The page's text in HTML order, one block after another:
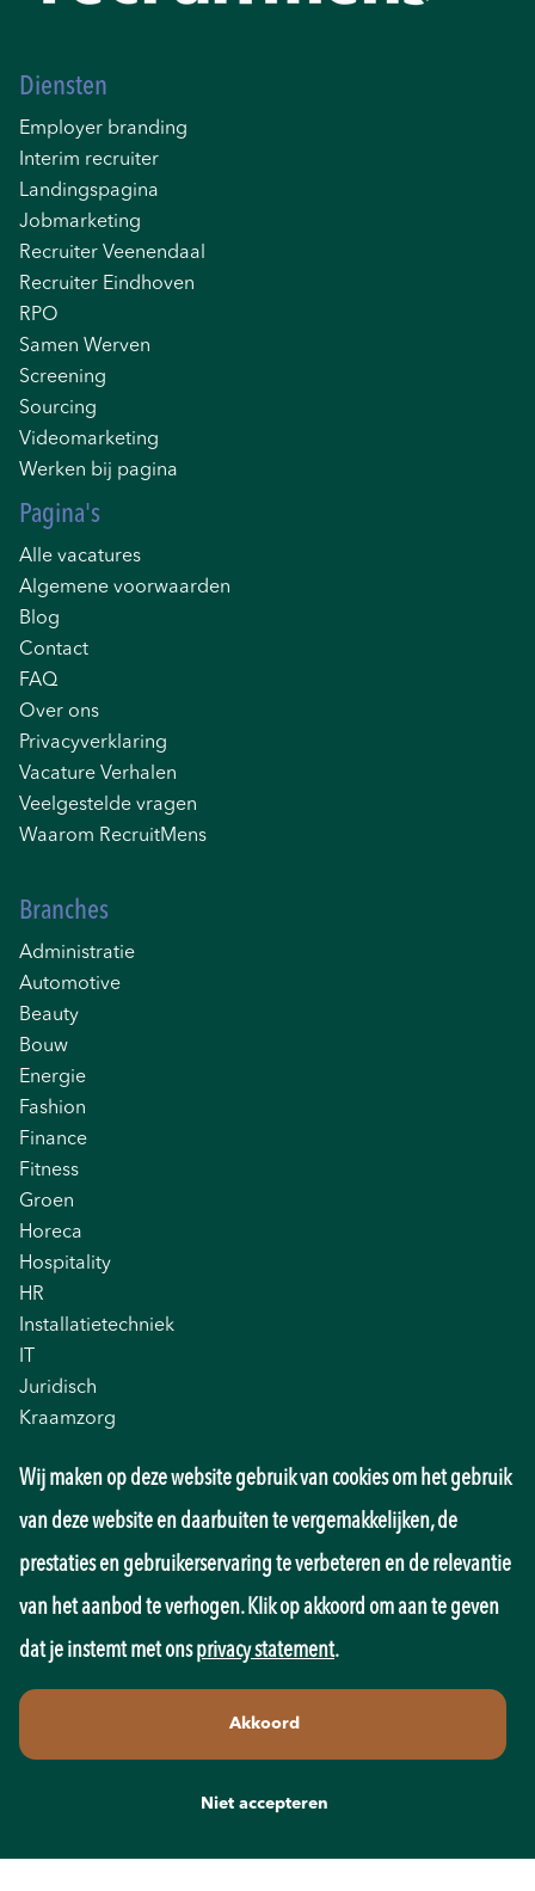
Diensten
Employer branding
Interim recruiter
Landingspagina
Jobmarketing
Recruiter Veenendaal
Recruiter Eindhoven
RPO
Samen Werven
Screening
Sourcing
Videomarketing
Werken bij pagina
Pagina's
Alle vacatures
Algemene voorwaarden
Blog
Contact
FAQ
Over ons
Privacyverklaring
Vacature Verhalen
Veelgestelde vragen
Waarom RecruitMens
Branches
Administratie
Automotive
Beauty
Bouw
Energie
Fashion
Finance
Fitness
Groen
Horeca
Hospitality
HR
Installatietechniek
Juridisch
Kraamzorg
Management
Marketing
Overheid
Pedagogiek
Productie
Retail
Sales
Transport
Contact
Wij maken op deze website gebruik van cookies om het gebruik
van deze website en daarbuiten te vergemakkelijken, de
prestaties en gebruikerservaring te verbeteren en de relevantie
van het aanbod te verhogen. Klik op akkoord om aan te geven
dat je instemt met onsprivacy statement.
Akkoord
Niet accepteren